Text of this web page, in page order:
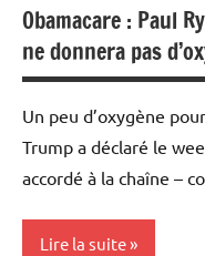
Obamacare : Paul
ne donnera pas
Un peu d’oxygène
Trump a déclaré le
accordé à la chaîne –
Lire la suite